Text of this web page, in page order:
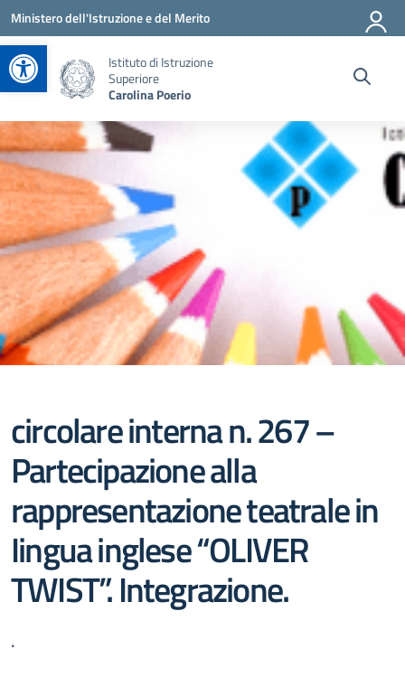
Apri la barra degli strumenti
Vai ai contenuti
Vai al menu di navigazione
Vai al footer
Ministero dell'Istruzione e del Merito
Istituto di Istruzione
Superiore
Carolina Poerio
circolare interna n. 267 –
Partecipazione alla
rappresentazione teatrale in
Iingua inglese “OLIVER
TWIST”. Integrazione.
.